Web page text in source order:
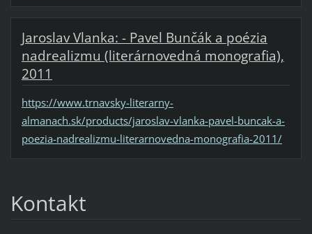
Jaroslav Vlanka: - Pavel Bunčák a poézia
nadrealizmu (literárnovedná monografia),
2011
https://www.trnavsky-literarny-
almanach.sk/products/jaroslav-vlanka-pavel-buncak-a-
poezia-nadrealizmu-literarnovedna-monografia-2011/
Kontakt